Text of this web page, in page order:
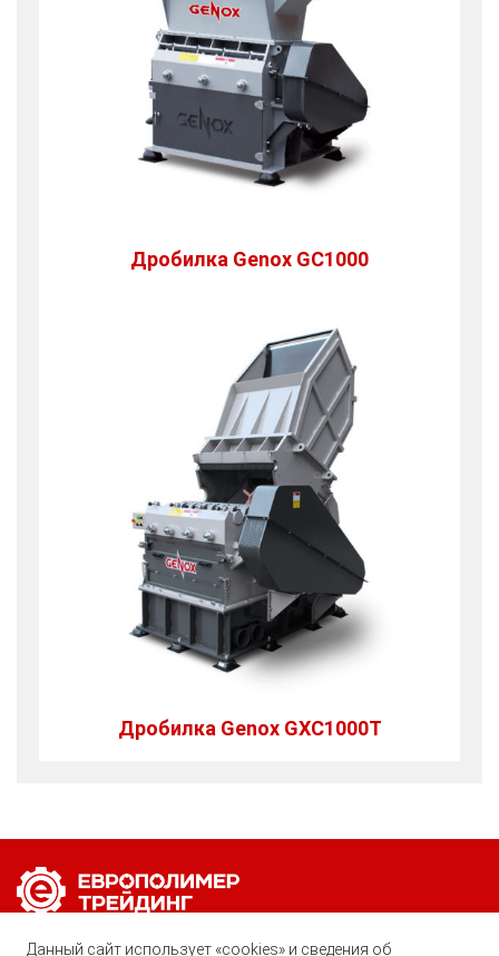
Дробилка Genox GC1000
Дробилка Genox GXC1000Т
Позвоните нам по любому вопросу:
Данный сайт использует «cookies» и сведения об